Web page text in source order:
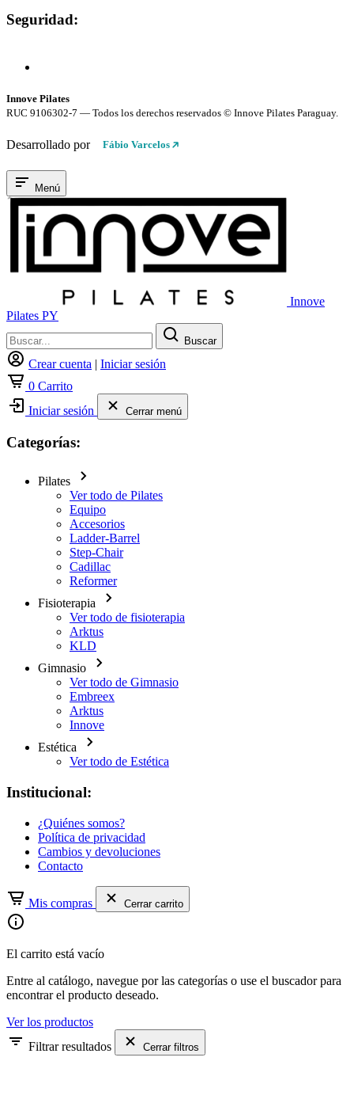
Seguridad:
Innove Pilates
RUC 9106302-7 — Todos los derechos reservados © Innove Pilates Paraguay.
Desarrollado por Fábio Varcelos
Menú
Innove
Pilates PY
Buscar
Crear cuenta | Iniciar sesión
0 Carrito
Iniciar sesión
Cerrar menú
Categorías:
Pilates
Ver todo de Pilates
Equipo
Accesorios
Ladder-Barrel
Step-Chair
Cadillac
Reformer
Fisioterapia
Ver todo de fisioterapia
Arktus
KLD
Gimnasio
Ver todo de Gimnasio
Embreex
Arktus
Innove
Estética
Ver todo de Estética
Institucional:
¿Quiénes somos?
Política de privacidad
Cambios y devoluciones
Contacto
Mis compras Cerrar carrito
El carrito está vacío
Entre al catálogo, navegue por las categorías o use el buscador para
encontrar el producto deseado.
Ver los productos
Filtrar resultados
Cerrar filtros